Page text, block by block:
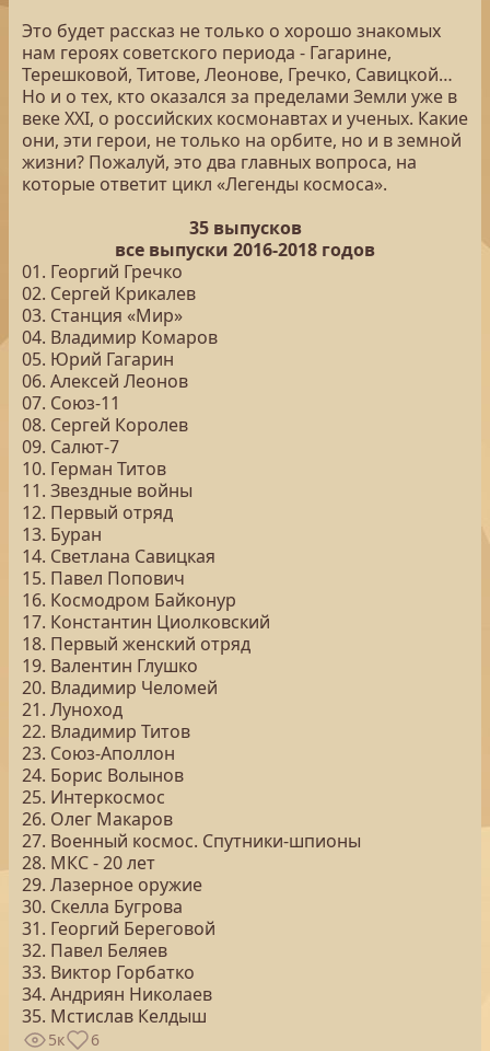
Это будет рассказ не только о хорошо знакомых
нам героях советского периода - Гагарине,
Терешковой, Титове, Леонове, Гречко, Савицкой…
Но и о тех, кто оказался за пределами Земли уже в
веке XXI, о российских космонавтах и ученых. Какие
они, эти герои, не только на орбите, но и в земной
жизни? Пожалуй, это два главных вопроса, на
которые ответит цикл «Легенды космоса».
35 выпусков
все выпуски 2016-2018 годов
01. Георгий Гречко
02. Сергей Крикалев
03. Станция «Мир»
04. Владимир Комаров
05. Юрий Гагарин
06. Алексей Леонов
07. Союз-11
08. Сергей Королев
09. Салют-7
10. Герман Титов
11. Звездные войны
12. Первый отряд
13. Буран
14. Светлана Савицкая
15. Павел Попович
16. Космодром Байконур
17. Константин Циолковский
18. Первый женский отряд
19. Валентин Глушко
20. Владимир Челомей
21. Луноход
22. Владимир Титов
23. Союз-Аполлон
24. Борис Волынов
25. Интеркосмос
26. Олег Макаров
27. Военный космос. Спутники-шпионы
28. МКС - 20 лет
29. Лазерное оружие
30. Скелла Бугрова
31. Георгий Береговой
32. Павел Беляев
33. Виктор Горбатко
34. Андриян Николаев
35. Мстислав Келдыш
5к 6